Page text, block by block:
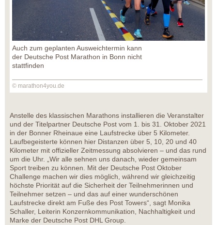
Auch zum geplanten Ausweichtermin kann
der Deutsche Post Marathon in Bonn nicht
stattfinden
© marathon4you.de
Anstelle des klassischen Marathons installieren die Veranstalter
und der Titelpartner Deutsche Post vom 1. bis 31. Oktober 2021
in der Bonner Rheinaue eine Laufstrecke über 5 Kilometer.
Laufbegeisterte können hier Distanzen über 5, 10, 20 und 40
Kilometer mit offizieller Zeitmessung absolvieren – und das rund
um die Uhr. „Wir alle sehnen uns danach, wieder gemeinsam
Sport treiben zu können. Mit der Deutsche Post Oktober
Challenge machen wir dies möglich, während wir gleichzeitig
höchste Priorität auf die Sicherheit der Teilnehmerinnen und
Teilnehmer setzen – und das auf einer wunderschönen
Laufstrecke direkt am Fuße des Post Towers“, sagt Monika
Schaller, Leiterin Konzernkommunikation, Nachhaltigkeit und
Marke der Deutsche Post DHL Group.